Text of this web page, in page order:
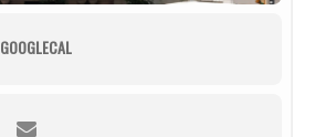
GOOGLECAL